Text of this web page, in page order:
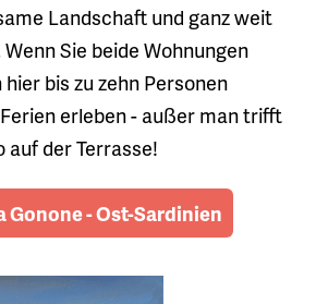
Landschaft und ganz weit
Sie beide Wohnungen
bis zu zehn Personen
erleben - außer man trifft
auf der Terrasse!
Gonone - Ost-Sardinien